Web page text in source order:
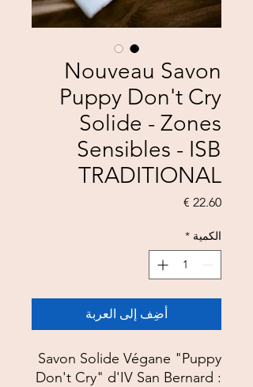
Nouveau Savon
Puppy Don't Cry
Solide - Zones
Sensibles - ISB
TRADITIONAL
السعر
الكمية *
أضِف إلى العربة
Savon Solide Végane "Puppy
Don't Cry" d'IV San Bernard :